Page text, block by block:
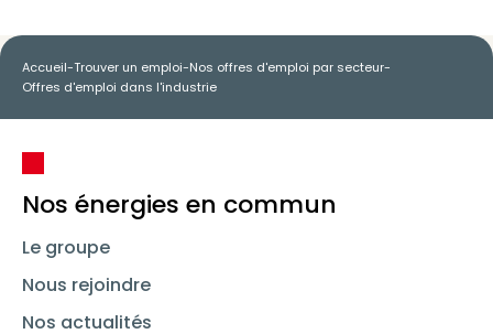
Accueil-Trouver un emploi-Nos offres d'emploi par secteur-
Offres d'emploi dans l'industrie
Nos énergies en commun
Le groupe
Nous rejoindre
Nos actualités